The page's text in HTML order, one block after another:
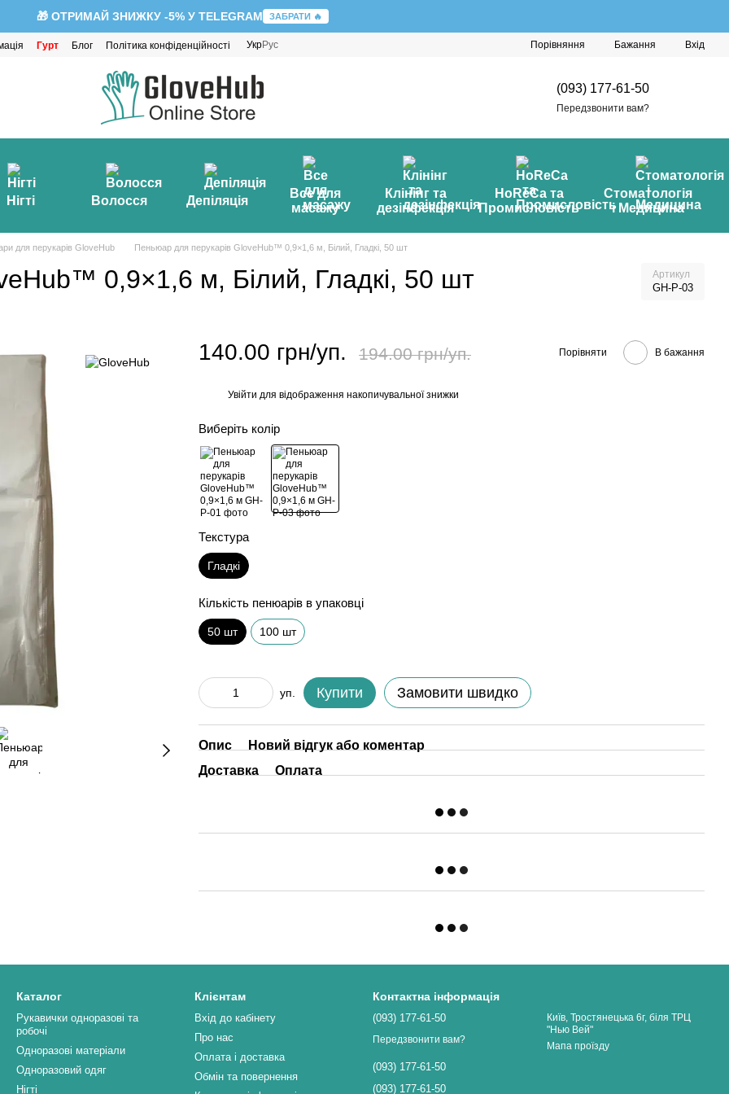
🎁 ОТРИМАЙ ЗНИЖКУ -5% У TELEGRAM ЗАБРАТИ 🔥
Гурт Блог Політика конфіденційності УкрРус Порівняння Бажання Вхід
(093) 177-61-50
Передзвонити вам?
Нігті Волосся Депіляція
Все для
масажу
Клінінг та
дезінфекція
HoReCa та
Промисловість
Стоматологія
і Медицина
для перукарів GloveHub Пеньюар для перукарів GloveHub™ 0,9×1,6 м, Білий, Гладкі, 50 шт
0,9×1,6 м, Білий, Гладкі, 50 шт Артикул
GH-P-03
140.00 грн/уп. 194.00 грн/уп. Порівняти В бажання
Увійти для відображення накопичувальної знижки
Виберіть колір
Текстура
Гладкі
Кількість пенюарів в упаковці
50 шт 100 шт
уп. Купити Замовити швидко
Опис
Новий відгук або коментар
Доставка
Оплата
Каталог
Рукавички одноразові та
робочі
Одноразові матеріали
Одноразовий одяг
Нігті
Клієнтам
Вхід до кабінету
Про нас
Оплата і доставка
Обмін та повернення
Контактна інформація
(093) 177-61-50
Передзвонити вам?
(093) 177-61-50
(093) 177-61-50
Київ, Тростянецька 6г, біля ТРЦ
"Нью Вей"
Мапа проїзду